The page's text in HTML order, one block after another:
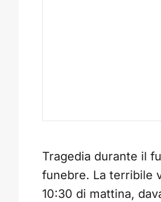
Tragedia durante il
funebre. La terribile
10:30 di mattina,